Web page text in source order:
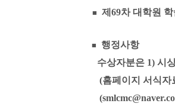
■ 제69차 대학원
■
행정사항
수상자분은 1) 시
(홈페이지 서식자